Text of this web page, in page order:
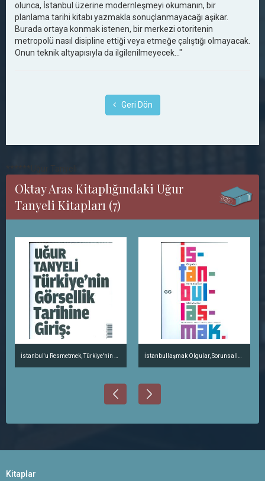
olunca, İstanbul üzerine modernleşmeyi okumanın, bir
planlama tarihi kitabı yazmakla sonuçlanmayacağı aşikar.
Burada ortaya konmak istenen, bir merkezi otoritenin
metropolü nasıl disipline ettiği veya etmeğe çalıştığı olmayacak.
Onun teknik altyapısıyla da ilgilenilmeyecek..."
Geri Dön
Oktay Aras Kitaplığındaki Uğur
Tanyeli Kitapları (7)
Kitaplar